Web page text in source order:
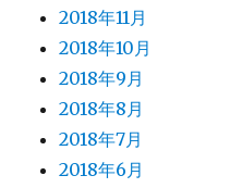
2018年11月
2018年10月
2018年9月
2018年8月
2018年7月
2018年6月